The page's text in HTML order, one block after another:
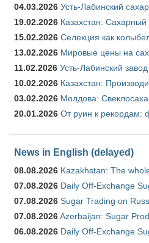
04.03.2026 Усть-Лабинский
19.02.2026 Казахстан: Сахарный
15.02.2026 Селекция как
13.02.2026 Мировые цены на
11.02.2026 Усть-Лабинский
10.02.2026 Казахстан:
03.02.2026 Молдова:
20.01.2026 От руин к рекордам:
News in English (delayed)
08.08.2026 Kazakhstan: The
07.08.2026 Daily Off-Exchange
07.08.2026 Sugar Trading on
07.08.2026Azerbaijan: Sugar
06.08.2026 Daily Off-Exchange